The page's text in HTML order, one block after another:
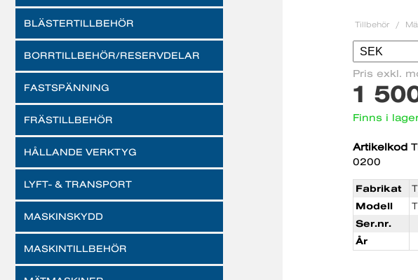
BLÄSTERTILLBEHÖR
BORRTILLBEHÖR/RESERVDELAR
FASTSPÄNNING
FRÄSTILLBEHÖR
HÅLLANDE VERKTYG
LYFT- & TRANSPORT
MASKINSKYDD
MASKINTILLBEHÖR
Tillbehör
Pris exkl.
1
Finns i
Artikelkod
0200
Fabrikat
Modell
Ser.nr.
År